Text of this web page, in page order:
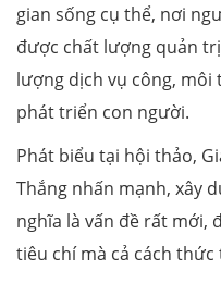
gian sống cụ thể, nơi
được chất lượng quản
lượng dịch vụ công, môi
phát triển con người.
Phát biểu tại hội thảo,
Thắng nhấn mạnh, xây
nghĩa là vấn đề rất mới,
tiêu chí mà cả cách thức